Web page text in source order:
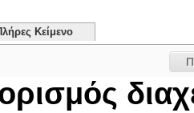
Κείμενο